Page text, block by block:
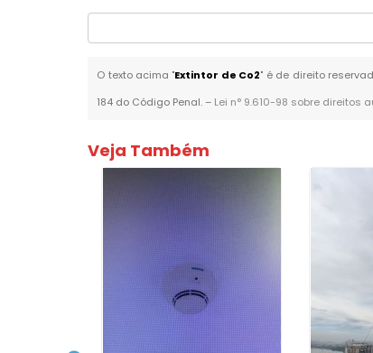
O texto acima "Extintor de Co2" é de direito
184 do Código Penal. – Lei n° 9.610-98 sobre direitos
Veja Também